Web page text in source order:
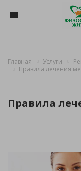
Главная Услуги
Правила лечения
Правила